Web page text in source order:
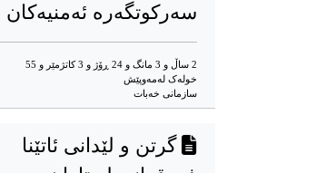
سەرکوتگەرە ئەمنیەکان
2 ساڵ و 3 مانگ و 24 ڕۆژ و 3 کاتژمێر و 55
خوله‌ک له‌مه‌وپێش‌
سازمانی خەبات
گرتن و لێدانی ئاتێنا